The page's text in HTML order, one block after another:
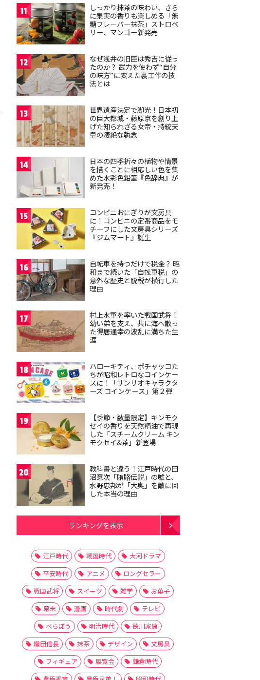
11
しっかり抹茶の味わい、さら
に果実の香りも楽しめる「無
糖フレーバー抹茶」ストロベ
リー、マンゴー新発売
12
なぜ浅井の旧臣は秀吉に従っ
たのか？ 武力を使わず“自分
の味方”に変えた裏工作の技
法とは
13
世界遺産決定で脚光！日本初
の巨大都城・藤原京を創り上
げた知られざる女帝・持統天
皇の凄絶な執念
14
日本の四季折々の植物や情景
を描くことに相応しい色を集
めた水彩色鉛筆『色辞典』が
新発売！
15
コンビニおにぎりが文房具
に！コンビニの定番商品をモ
チーフにした文房具シリーズ
『ジムマート』誕生
16
自転車を持つだけで税金？ 昭
和まで続いた「自転車税」の
意外な歴史と脱税が横行した
理由
17
村上水軍を率いた戦国武将！
幼い弟を支え、共に海へ散っ
た得居通幸の波乱に満ちた生
涯
18
ハローキティ、ポチャッコた
ちが昭和レトロなコインケー
スに！「サンリオキャラクタ
ーズ コインケース」第２弾
19
【季節・数量限定】キンモク
セイの香りを天然精油で再現
した「スチームクリーム キン
モクセイ&茶」新登場
20
教科書と違う！江戸時代の田
沼意次「賄賂伝説」の嘘と、
水野忠邦が「大奥」を敵に回
した本当の理由
ランキングを表示
江戸時代 戦国時代
大河ドラマ
平安時代
アニメ
ロングセラー
戦国武将
スイーツ 雑学
お菓子
幕末
漫画 時代劇
テレビ
べらぼう
明治時代
徳川家康
織田信長
抹茶 デザイン
文房具
フィギュア
展覧会
鎌倉時代